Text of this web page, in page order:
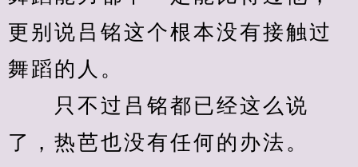
更别说吕铭这个根本没有接触过
舞蹈的人。
只不过吕铭都已经这么说
了，热芭也没有任何的办法。